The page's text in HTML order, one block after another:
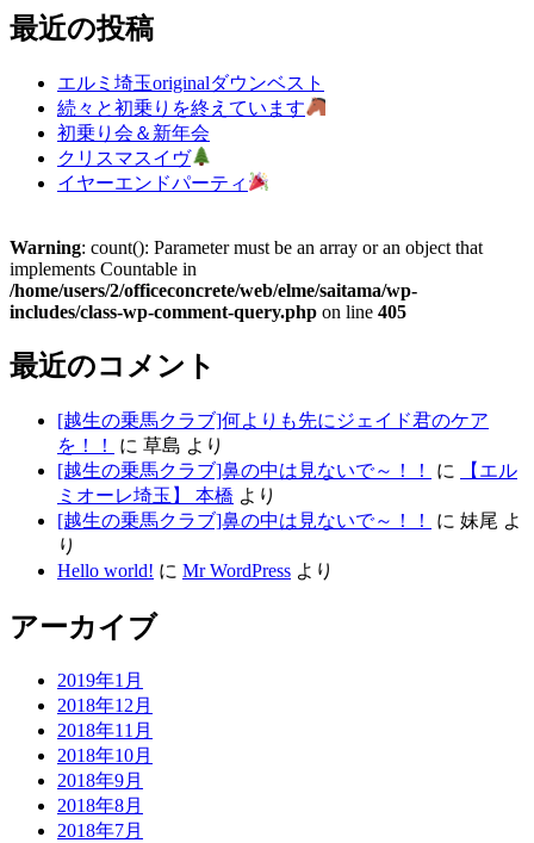
最近の投稿
エルミ埼玉originalダウンベスト
続々と初乗りを終えています
初乗り会＆新年会
クリスマスイヴ
イヤーエンドパーティ
Warning: count(): Parameter must be an array or an object that
implements Countable in
/home/users/2/officeconcrete/web/elme/saitama/wp-
includes/class-wp-comment-query.php on line 405
最近のコメント
[越生の乗馬クラブ]何よりも先にジェイド君のケア
を！！
に 草島 より
[越生の乗馬クラブ]鼻の中は見ないで～！！
に
【エル
ミオーレ埼玉】 本橋 より
[越生の乗馬クラブ]鼻の中は見ないで～！！
に 妹尾 よ
り
Hello world! に Mr WordPress より
アーカイブ
2019年1月
2018年12月
2018年11月
2018年10月
2018年9月
2018年8月
2018年7月